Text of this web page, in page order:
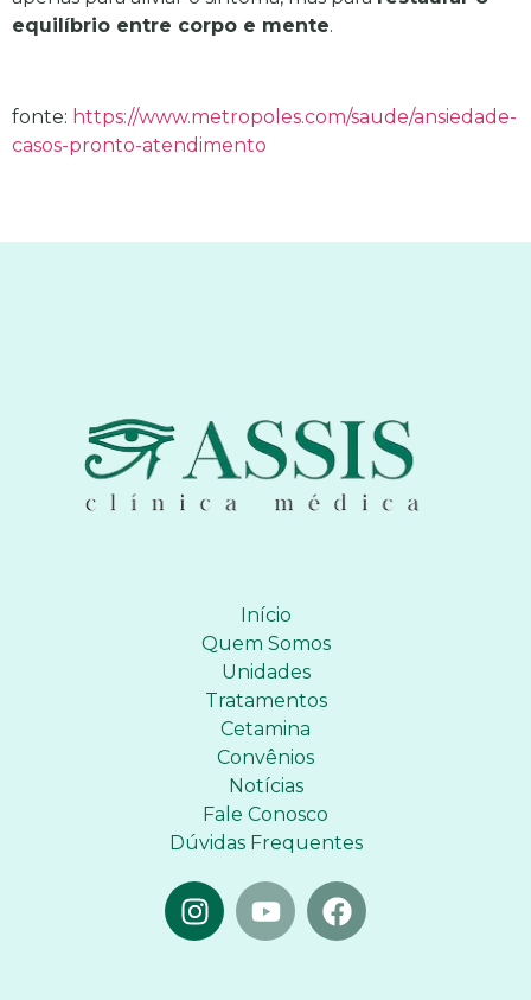
equilíbrio entre corpo e mente.
fonte: https://www.metropoles.com/saude/ansiedade-
casos-pronto-atendimento
Início
Quem Somos
Unidades
Tratamentos
Cetamina
Convênios
Notícias
Fale Conosco
Dúvidas Frequentes